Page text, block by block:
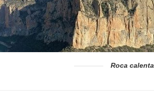
Roca calenta